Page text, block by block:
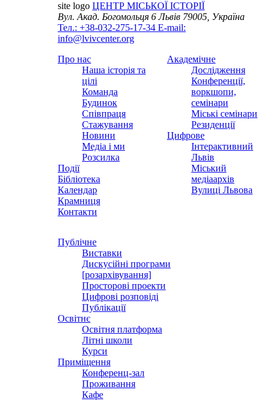
site logo ЦЕНТР МІСЬКОЇ ІСТОРІЇ
Вул. Акад. Богомольця 6Львів 79005, Україна
Тел.: +38-032-275-17-34 E-mail:
info@lvivcenter.org
Про нас
Наша історія та
цілі
Команда
Будинок
Співпраця
Стажування
Новини
Медіа і ми
Розсилка
Події
Бібліотека
Календар
Крамниця
Контакти
Академічне
Дослідження
Конференції,
воркшопи,
семінари
Міські семінари
Резиденції
Цифрове
Інтерактивний
Львів
Міський
медіаархів
Вулиці Львова
Публічне
Виставки
Дискусійні програми
[розархівування]
Просторові проекти
Цифрові розповіді
Публікації
Освітнє
Освітня платформа
Літні школи
Курси
Приміщення
Конференц-зал
Проживання
Кафе